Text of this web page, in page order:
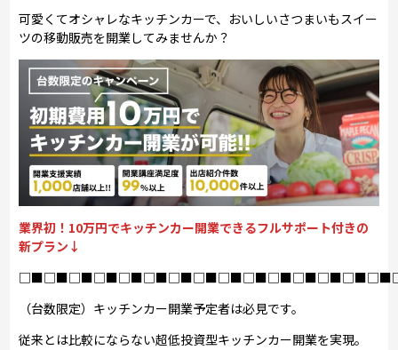
可愛くてオシャレなキッチンカーで、おいしいさつまいもスイー
ツの移動販売を開業してみませんか？
業界初！10万円でキッチンカー開業できるフルサポート付きの
新プラン↓
（台数限定）キッチンカー開業予定者は必見です。
従来とは比較にならない超低投資型キッチンカー開業を実現。